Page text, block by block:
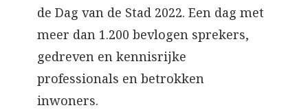
de Dag van de Stad 2022. Een dag met
meer dan 1.200 bevlogen sprekers,
gedreven en kennisrijke
professionals en betrokken
inwoners.